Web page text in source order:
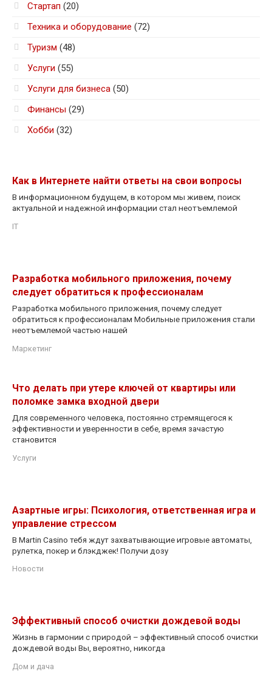
Стартап (20)
Техника и оборудование (72)
Туризм (48)
Услуги (55)
Услуги для бизнеса (50)
Финансы (29)
Хобби (32)
Как в Интернете найти ответы на свои вопросы
В информационном будущем, в котором мы живем, поиск
актуальной и надежной информации стал неотъемлемой
IT
Разработка мобильного приложения, почему
следует обратиться к профессионалам
Разработка мобильного приложения, почему следует
обратиться к профессионалам Мобильные приложения стали
неотъемлемой частью нашей
Маркетинг
Что делать при утере ключей от квартиры или
поломке замка входной двери
Для современного человека, постоянно стремящегося к
эффективности и уверенности в себе, время зачастую
становится
Услуги
Азартные игры: Психология, ответственная игра и
управление стрессом
В Martin Casino тебя ждут захватывающие игровые автоматы,
рулетка, покер и блэкджек! Получи дозу
Новости
Эффективный способ очистки дождевой воды
Жизнь в гармонии с природой – эффективный способ очистки
дождевой воды Вы, вероятно, никогда
Дом и дача